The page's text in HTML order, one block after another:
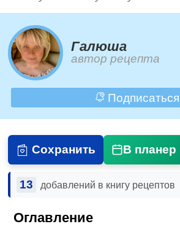
Галюша
автор рецепта
Подписаться
Сохранить В планер
13 добавлений в книгу рецептов
Оглавление